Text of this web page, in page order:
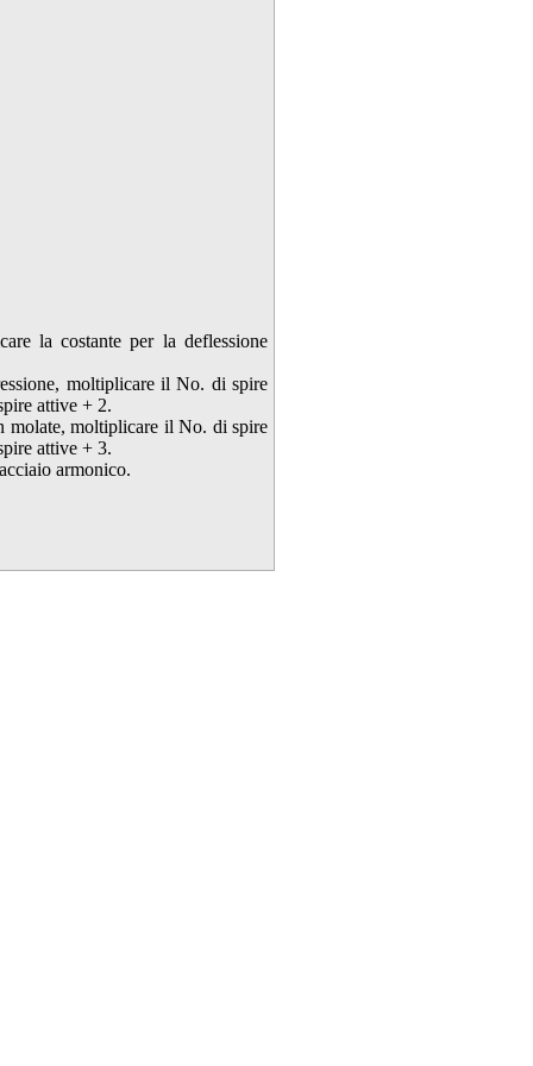
la costante per la deflessione
moltiplicare il No. di spire
attive + 2.
molate, moltiplicare il No. di spire
attive + 3.
armonico.